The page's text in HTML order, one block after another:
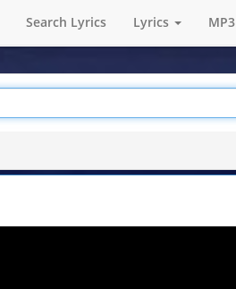
Search Lyrics Lyrics MP3